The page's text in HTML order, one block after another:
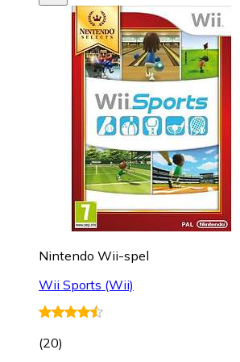
Nintendo Wii-spel
Wii Sports (Wii)
(20)